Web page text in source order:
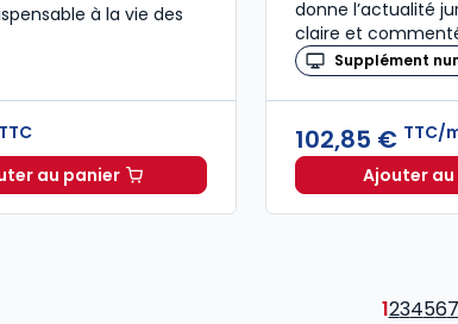
à la vie des
TTC
au panier
Code de commerce 2027 annoté. Édition
donne l’actualité
claire et
Supplément
102,85 € TTC/
Ajouter
1234567